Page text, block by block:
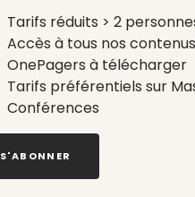
Tarifs réduits > 2
Accès à tous nos contenus
OnePagers à télécharger
Tarifs préférentiels sur
Conférences
S'ABONNER